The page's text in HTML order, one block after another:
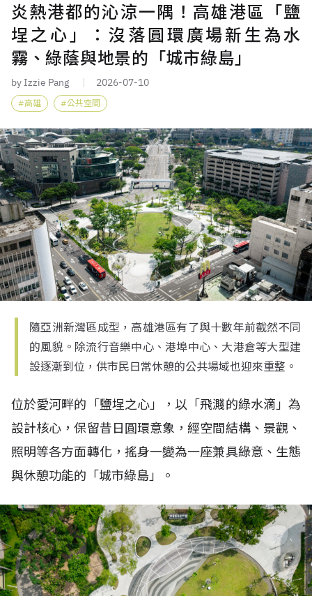
炎熱港都的沁涼一隅！高雄港區「鹽
埕之心」：沒落圓環廣場新生為水
霧、綠蔭與地景的「城市綠島」
by Izzie Pang 2026-07-10
高雄 公共空間
隨亞洲新灣區成型，高雄港區有了與十數年前截然不同
的風貌。除流行音樂中心、港埠中心、大港倉等大型建
設逐漸到位，供市民日常休憩的公共場域也迎來重整。
位於愛河畔的「鹽埕之心」，以「飛濺的綠水滴」為
設計核心，保留昔日圓環意象，經空間結構、景觀、
照明等各方面轉化，搖身一變為一座兼具綠意、生態
與休憩功能的「城市綠島」。